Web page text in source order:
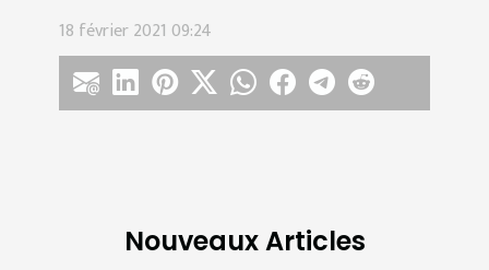
18 février 2021 09:24
Nouveaux Articles